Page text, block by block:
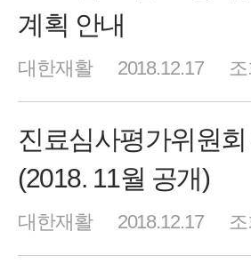
계획 안내
대한재활 2018.12.17
진료심사평가위원
(2018. 11월 공개)
대한재활 2018.12.17